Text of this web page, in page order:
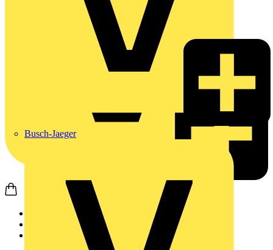
Busch-Jaeger